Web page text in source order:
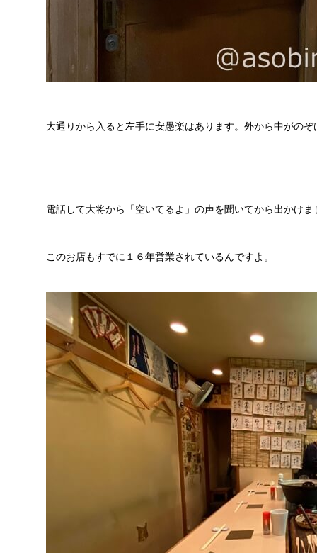
大通りから入ると左手に安愚楽はあります。外から中がの
電話して大将から「空いてるよ」の声を聞いてから出かけ
このお店もすでに１６年営業されているんですよ。